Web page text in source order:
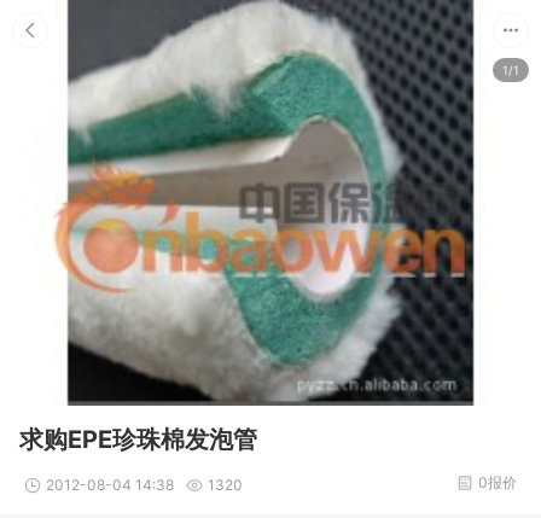
1/1
求购EPE珍珠棉发泡管
2012-08-04 14:38 1320 0报价